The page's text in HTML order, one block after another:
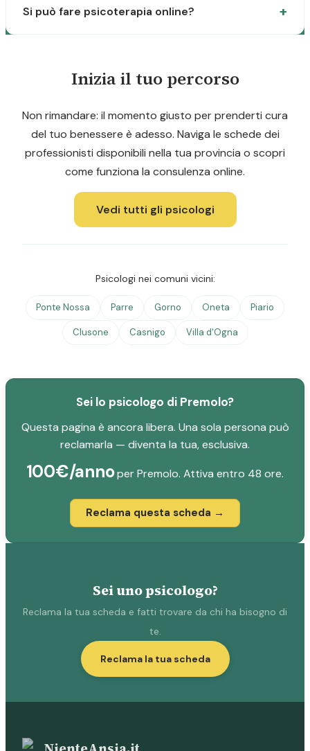
Si può fare psicoterapia online?
Inizia il tuo percorso
Non rimandare: il momento giusto per prenderti cura
del tuo benessere è adesso. Naviga le schede dei
professionisti disponibili nella tua provincia o scopri
come funziona la consulenza online.
Vedi tutti gli psicologi
Psicologi nei comuni vicini:
Ponte Nossa Parre Gorno Oneta Piario
Clusone Casnigo Villa d'Ogna
Sei lo psicologo di Premolo?
Questa pagina è ancora libera. Una sola persona può
reclamarla — diventa la tua, esclusiva.
100€/annoper Premolo. Attiva entro 48 ore.
Reclama questa scheda →
Sei uno psicologo?
Reclama la tua scheda e fatti trovare da chi ha bisogno di
te.
Reclama la tua scheda